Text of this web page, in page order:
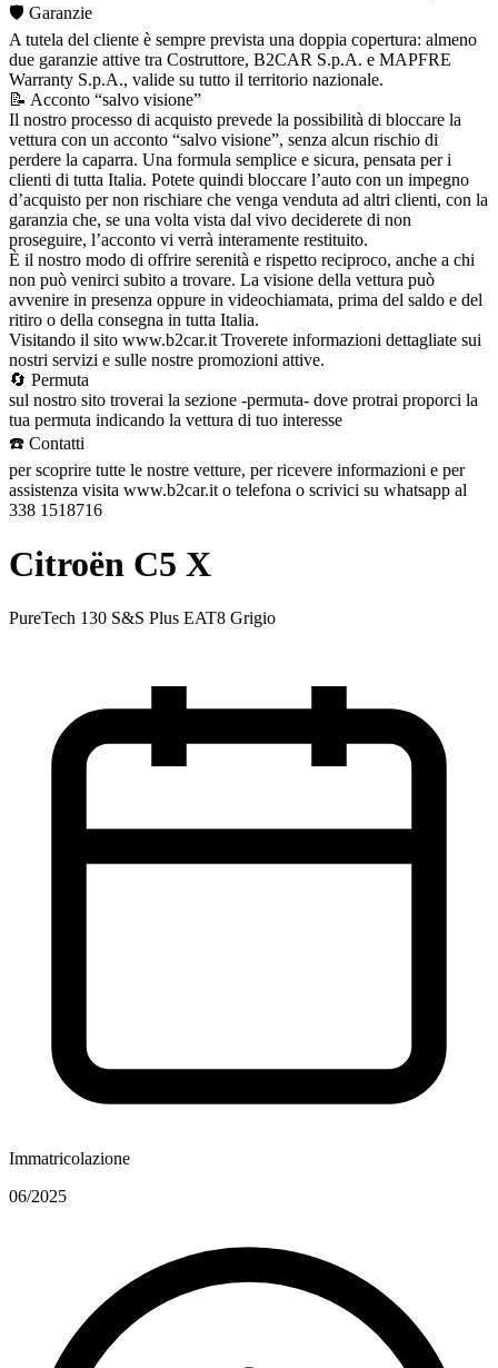
🛡️ Garanzie
A tutela del cliente è sempre prevista una doppia copertura: almeno
due garanzie attive tra Costruttore, B2CAR S.p.A. e MAPFRE
Warranty S.p.A., valide su tutto il territorio nazionale.
📝 Acconto “salvo visione”
Il nostro processo di acquisto prevede la possibilità di bloccare la
vettura con un acconto “salvo visione”, senza alcun rischio di
perdere la caparra. Una formula semplice e sicura, pensata per i
clienti di tutta Italia. Potete quindi bloccare l’auto con un impegno
d’acquisto per non rischiare che venga venduta ad altri clienti, con la
garanzia che, se una volta vista dal vivo deciderete di non
proseguire, l’acconto vi verrà interamente restituito.
È il nostro modo di offrire serenità e rispetto reciproco, anche a chi
non può venirci subito a trovare. La visione della vettura può
avvenire in presenza oppure in videochiamata, prima del saldo e del
ritiro o della consegna in tutta Italia.
Visitando il sito www.b2car.it Troverete informazioni dettagliate sui
nostri servizi e sulle nostre promozioni attive.
🔄 Permuta
sul nostro sito troverai la sezione -permuta- dove protrai proporci la
tua permuta indicando la vettura di tuo interesse
☎️ Contatti
per scoprire tutte le nostre vetture, per ricevere informazioni e per
assistenza visita www.b2car.it o telefona o scrivici su whatsapp al
338 1518716
Citroën C5 X
PureTech 130 S&S Plus EAT8 Grigio
Immatricolazione
06/2025